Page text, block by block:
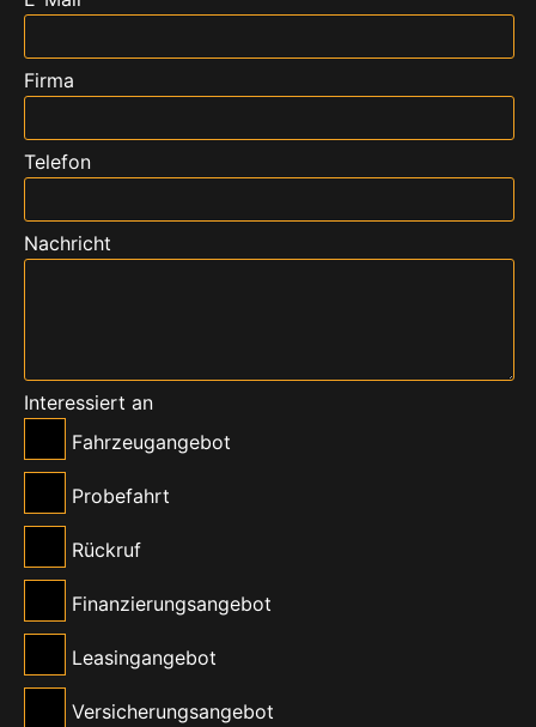
Firma
Telefon
Nachricht
Interessiert an
Fahrzeugangebot
Probefahrt
Rückruf
Finanzierungsangebot
Leasingangebot
Versicherungsangebot